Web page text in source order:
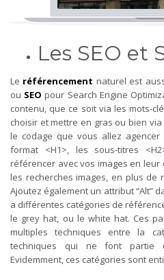
Les SEO et
Le référencement naturel est
ou SEOpour Search Engine
contenu, que ce soit via les mots-
choisir et mettre en gras ou bien
le codage que vous allez
format <H1>, les sous-titres
référencer avec vos images en
les recherches images, en plus de
Ajoutez également un attribut “Alt”
a différentes catégories de
le grey hat, ou le white hat. Ces
multiples techniques entre la
techniques qui ne font partie
Evidemment, ces catégories sont